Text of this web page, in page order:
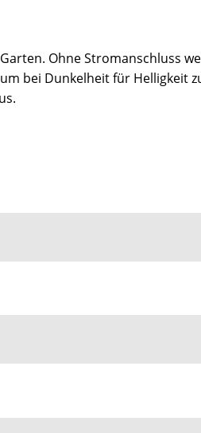
Ohne Stromanschluss
bei Dunkelheit für Helligkeit